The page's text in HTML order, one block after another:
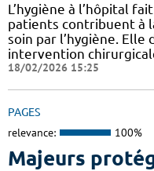
L’hygiène à l’hôpital
patients contribuent à
soin par l’hygiène.
intervention
18/02/2026 15:25
PAGES
relevance: 100%
Majeurs